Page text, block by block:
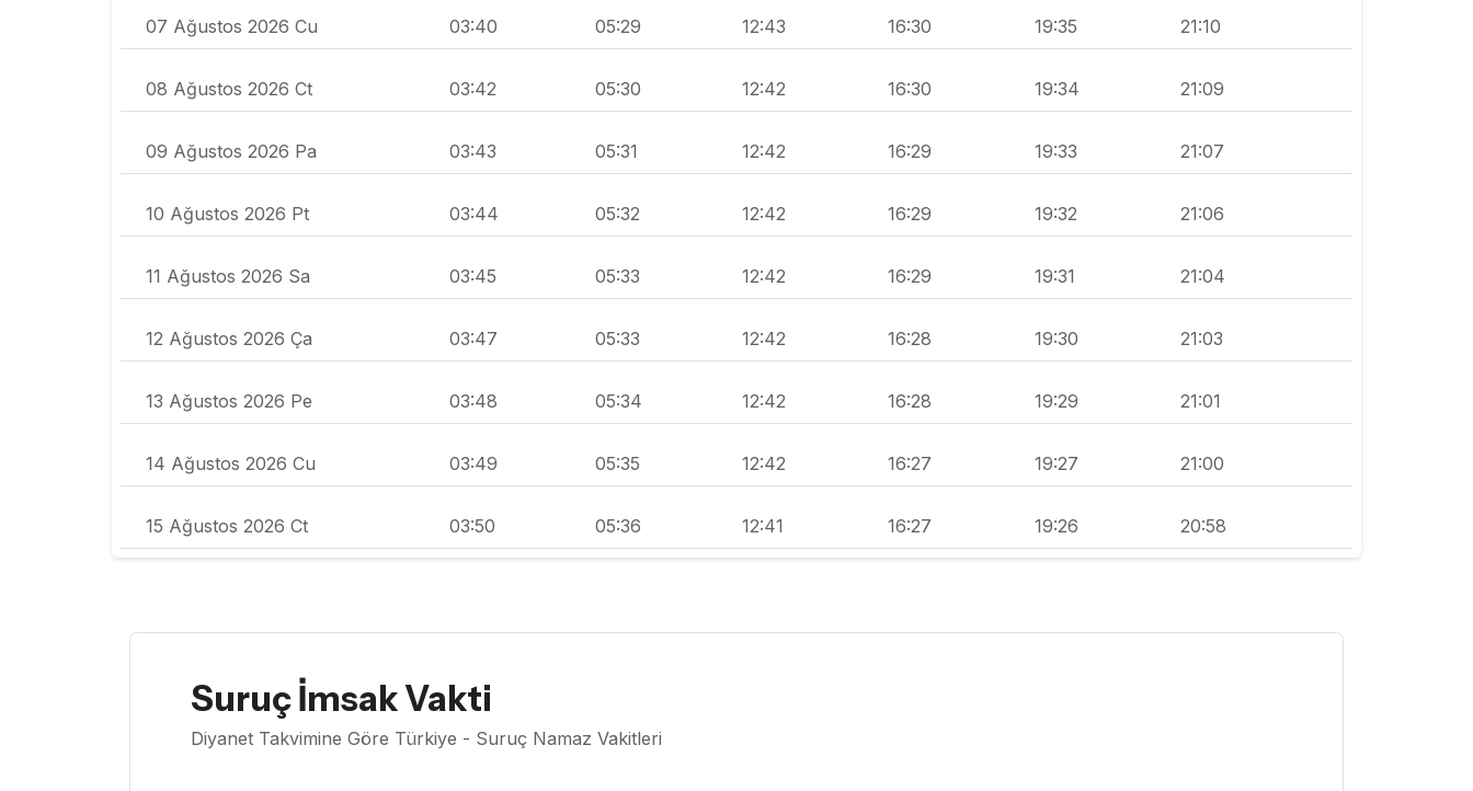
07 Ağustos 2026 Cu 03:40 05:29 12:43 16:30 19:35 21:10
08 Ağustos 2026 Ct 03:42 05:30 12:42 16:30 19:34 21:09
09 Ağustos 2026 Pa 03:43 05:31 12:42 16:29 19:33 21:07
10 Ağustos 2026 Pt 03:44 05:32 12:42 16:29 19:32 21:06
11 Ağustos 2026 Sa 03:45 05:33 12:42 16:29 19:31 21:04
12 Ağustos 2026 Ça 03:47 05:33 12:42 16:28 19:30 21:03
13 Ağustos 2026 Pe 03:48 05:34 12:42 16:28 19:29 21:01
14 Ağustos 2026 Cu 03:49 05:35 12:42 16:27 19:27 21:00
15 Ağustos 2026 Ct 03:50 05:36 12:41 16:27 19:26 20:58
Suruç İmsak Vakti
Diyanet Takvimine Göre Türkiye - Suruç Namaz Vakitleri